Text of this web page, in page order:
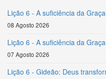
Lição 6 - A suficiência da
08 Agosto 2026
Lição 6 - A suficiência da
07 Agosto 2026
Lição 6 - Gideão: Deus